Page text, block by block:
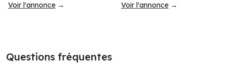
Voir l'annonce → Voir l'annonce →
Questions fréquentes